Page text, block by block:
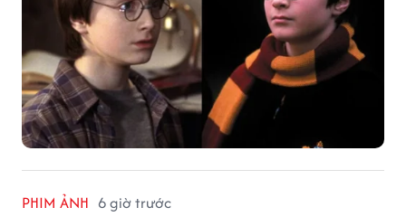
PHIM ẢNH 6 giờ trước